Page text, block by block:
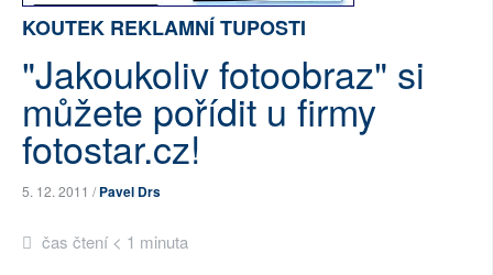
TÉMATA
NEJČTENĚJŠÍ ZA 7 DNÍ
AUTOŘI
KOUTEK REKLAMNÍ TUPOSTI
"Jakoukoliv fotoobraz" si
můžete pořídit u firmy
fotostar.cz!
5. 12. 2011 /Pavel Drs
čas čtení < 1 minuta